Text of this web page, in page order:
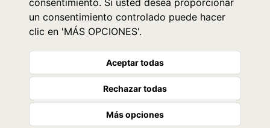
consentimiento. Si usted desea proporcionar
un consentimiento controlado puede hacer
clic en 'MÁS OPCIONES'.
Aceptar todas
Rechazar todas
Más opciones